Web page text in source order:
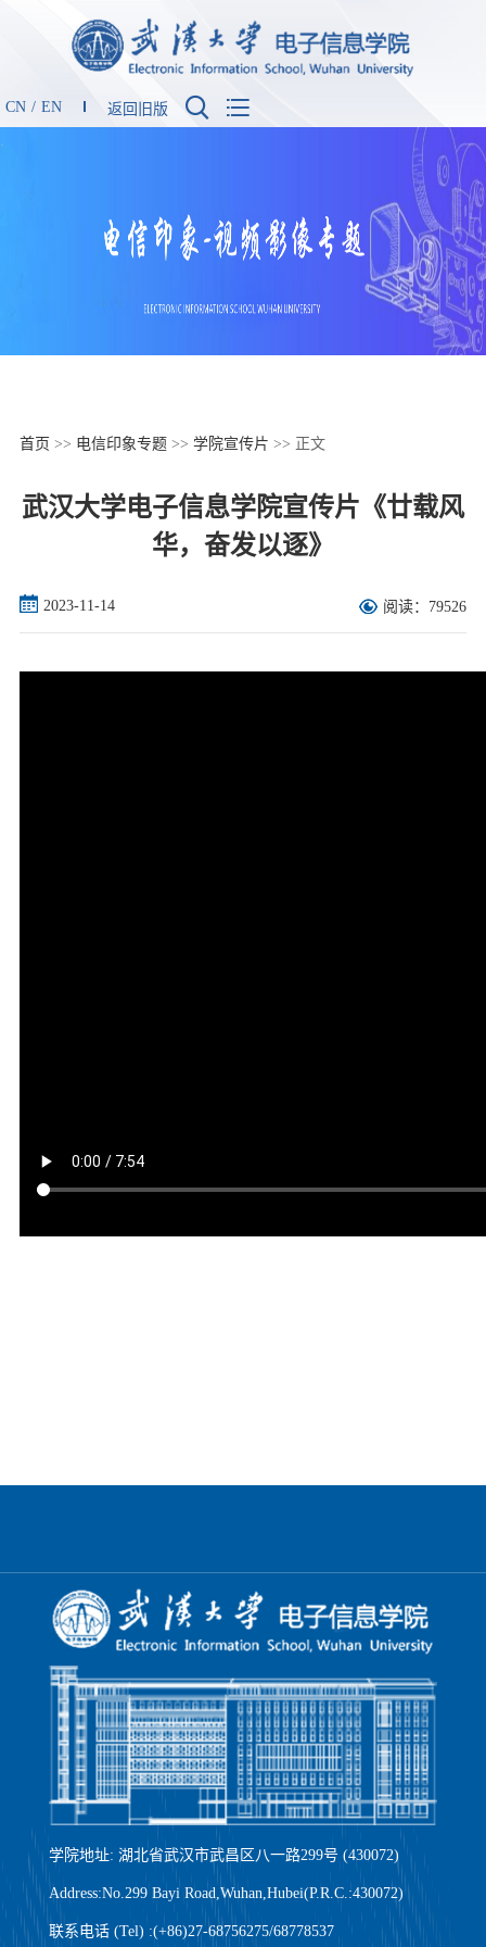
CN / EN 返回旧版  
首页 >> 电信印象专题>> 学院宣传片 >> 正文
武汉大学电子信息学院宣传片《廿载风
华，奋发以逐》
2023-11-14 阅读：79526
学院地址: 湖北省武汉市武昌区八一路299号 (430072)
Address:No.299 Bayi Road,Wuhan,Hubei(P.R.C.:430072)
联系电话 (Tel) :(+86)27-68756275/68778537